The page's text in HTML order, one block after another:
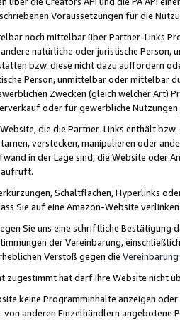
Voraussetzungen für die
noch mittelbar über Partner-Links
natürliche oder juristische
bzw. diese nicht dazu auffordern
Person, unmittelbar oder mittelbar
Zwecken (gleich welcher Art)
oder für gewerbliche
Website, die die Partner-Links enthält
verstecken, manipulieren oder
in der Lage sind, die Website oder
aufruft.
Schaltflächen, Hyperlinks
Sie auf eine Amazon-Website
Sie uns eine schriftliche
der Vereinbarung,
Verstoß gegen die Vereinbarung
zugestimmt hat darf Ihre Website nicht
keine Programminhalte anzeigen
von anderen Einzelhändlern